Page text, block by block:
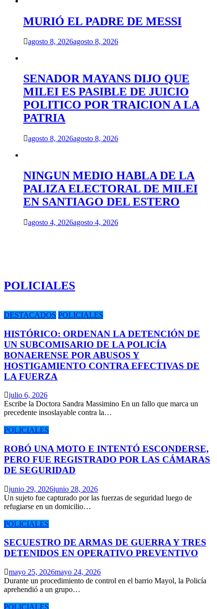
MURIÓ EL PADRE DE MESSI
agosto 8, 2026agosto 8, 2026
SENADOR MAYANS DIJO QUE
MILEI ES PASIBLE DE JUICIO
POLITICO POR TRAICION A LA
PATRIA
agosto 8, 2026agosto 8, 2026
NINGUN MEDIO HABLA DE LA
PALIZA ELECTORAL DE MILEI
EN SANTIAGO DEL ESTERO
agosto 4, 2026agosto 4, 2026
POLICIALES
DESTACADOS POLICIALES
HISTÓRICO: ORDENAN LA DETENCIÓN DE
UN SUBCOMISARIO DE LA POLICÍA
BONAERENSE POR ABUSOS Y
HOSTIGAMIENTO CONTRA EFECTIVAS DE
LA FUERZA
julio 6, 2026
Escribe la Doctora Sandra Massimino En un fallo que marca un
precedente insoslayable contra la…
POLICIALES
ROBÓ UNA MOTO E INTENTÓ ESCONDERSE,
PERO FUE REGISTRADO POR LAS CÁMARAS
DE SEGURIDAD
junio 29, 2026junio 28, 2026
Un sujeto fue capturado por las fuerzas de seguridad luego de
refugiarse en un domicilio…
POLICIALES
SECUESTRO DE ARMAS DE GUERRA Y TRES
DETENIDOS EN OPERATIVO PREVENTIVO
mayo 25, 2026mayo 24, 2026
Durante un procedimiento de control en el barrio Mayol, la Policía
aprehendió a un grupo…
POLICIALES